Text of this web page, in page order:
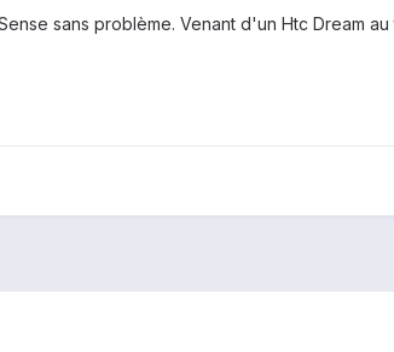
sans problème. Venant d'un Htc Dream